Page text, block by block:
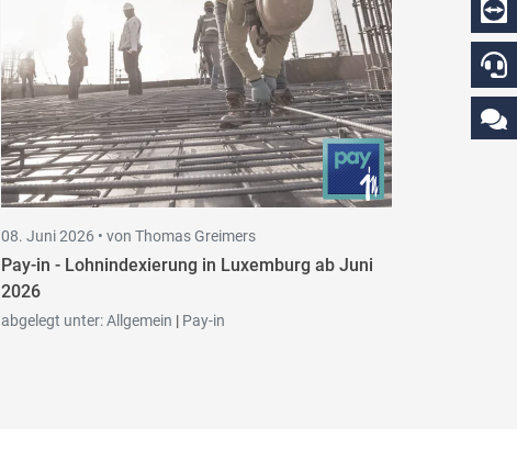
08. Juni 2026 • von Thomas Greimers
Pay-in - Lohnindexierung in Luxemburg ab Juni
2026
abgelegt unter:Allgemein | Pay-in